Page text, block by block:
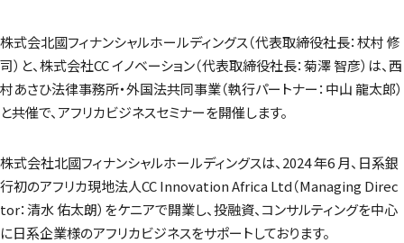
株式会北國フィナンシャルホールディングス（代表取締役社長：杖村 修
司）と、株式会社CC イノベーション（代表取締役社長：菊澤 智彦）は、西
村あさひ法律事務所・外国法共同事業（執行パートナー：中山 龍太郎）
と共催で、アフリカビジネスセミナーを開催します。
株式会社北國フィナンシャルホールディングスは、2024 年6 月、日系銀
行初のアフリカ現地法人CC Innovation Africa Ltd（Managing Direc
tor：清水 佑太朗）をケニアで開業し、投融資、コンサルティングを中心
に日系企業様のアフリカビジネスをサポートしております。